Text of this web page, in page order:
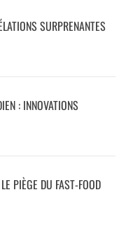
SURPRENANTES
: INNOVATIONS
PIÈGE DU FAST-FOOD